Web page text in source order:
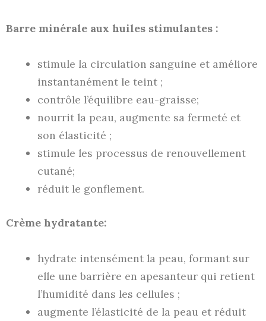
Barre minérale aux huiles stimulantes :
stimule la circulation sanguine et améliore
instantanément le teint ;
contrôle l’équilibre eau-graisse;
nourrit la peau, augmente sa fermeté et
son élasticité ;
stimule les processus de renouvellement
cutané;
réduit le gonflement.
Crème hydratante:
hydrate intensément la peau, formant sur
elle une barrière en apesanteur qui retient
l’humidité dans les cellules ;
augmente l’élasticité de la peau et réduit